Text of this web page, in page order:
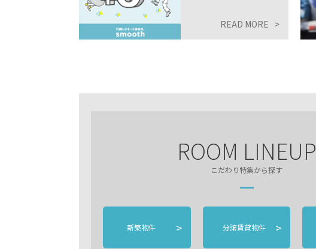
READ MORE >
ROOM LINEUP
こだわり特集から探す
新築物件 > 分譲賃貸物件 >